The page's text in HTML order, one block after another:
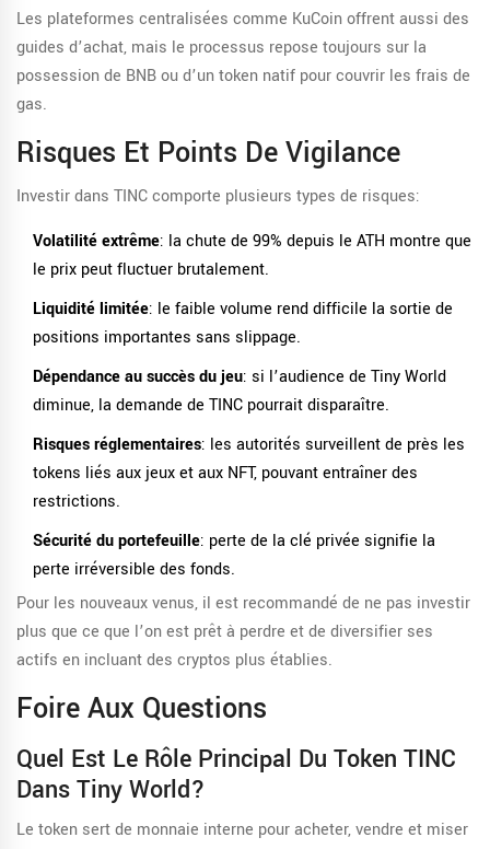
Les plateformes centralisées comme KuCoin offrent aussi des
guides d’achat, mais le processus repose toujours sur la
possession de BNB ou d’un token natif pour couvrir les frais de
gas.
Risques Et Points De Vigilance
Investir dans TINC comporte plusieurs types de risques:
Volatilité extrême: la chute de 99% depuis le ATH montre que
le prix peut fluctuer brutalement.
Liquidité limitée: le faible volume rend difficile la sortie de
positions importantes sans slippage.
Dépendance au succès du jeu: si l’audience de Tiny World
diminue, la demande de TINC pourrait disparaître.
Risques réglementaires: les autorités surveillent de près les
tokens liés aux jeux et aux NFT, pouvant entraîner des
restrictions.
Sécurité du portefeuille: perte de la clé privée signifie la
perte irréversible des fonds.
Pour les nouveaux venus, il est recommandé de ne pas investir
plus que ce que l’on est prêt à perdre et de diversifier ses
actifs en incluant des cryptos plus établies.
Foire Aux Questions
Quel Est Le Rôle Principal Du Token TINC
Dans Tiny World?
Le token sert de monnaie interne pour acheter, vendre et miser